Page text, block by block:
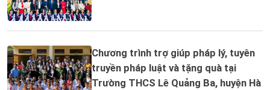
Chương trình trợ giúp pháp lý, tuyên
truyền pháp luật và tặng quà tại
Trường THCS Lê Quảng Ba, huyện Hà